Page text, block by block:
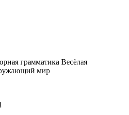
грамматика Весёлая
мир